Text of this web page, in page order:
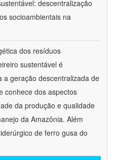
descentralização
socioambientais na
dos resíduos
sustentável é
a geração descentralizada de
conhece dos aspectos
da produção e qualidade
da Amazônia. Além
de ferro gusa do